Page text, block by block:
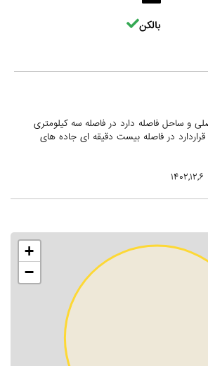
بالکن
و ساحل فاصله دارد در فاصله سه کیلومتری
در فاصله بیست دقیقه ای جاده های
+
−